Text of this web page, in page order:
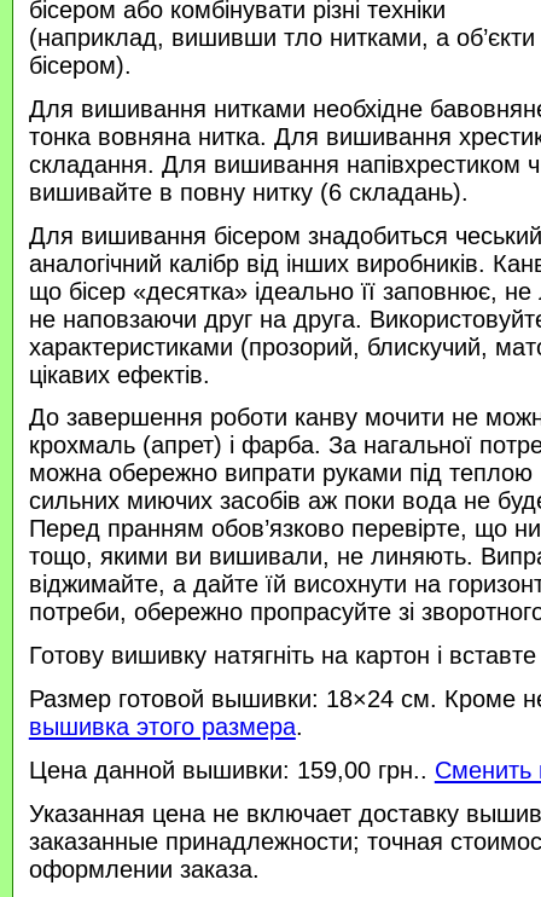
бісером або комбінувати різні техніки
(наприклад, вишивши тло нитками, а
бісером).
Для вишивання нитками необхідне
тонка вовняна нитка. Для вишивання
складання. Для вишивання напівхрестиком
вишивайте в повну нитку (6 складань).
Для вишивання бісером знадобиться
аналогічний калібр від інших виробників.
що бісер «десятка» ідеально її заповнює,
не наповзаючи друг на друга.
характеристиками (прозорий, блискучий,
цікавих ефектів.
До завершення роботи канву мочити не
крохмаль (апрет) і фарба. За нагальної
можна обережно випрати руками під
сильних миючих засобів аж поки вода не
Перед пранням обов’язково перевірте, що
тощо, якими ви вишивали, не линяють.
віджимайте, а дайте їй висохнути на
потреби, обережно пропрасуйте зі
Готову вишивку натягніть на картон і
Размер готовой вышивки: 18×24 см. Кроме
вышивка этого размера.
Цена данной вышивки: 159,00 грн.. Сменить
Указанная цена не включает доставку
заказанные принадлежности; точная
оформлении заказа.